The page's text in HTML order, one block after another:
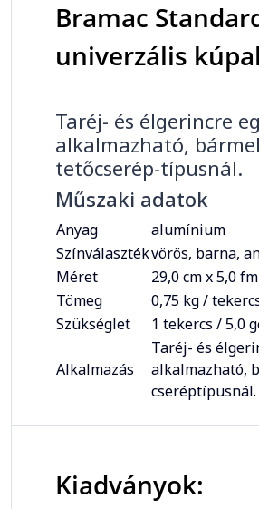
Bramac
univerzális
Taréj- és élgerincre
alkalmazható,
tetőcserép-típusnál.
Műszaki adatok
Anyag
alumínium
Színválasztékvörös, barna,
Méret
29,0 cm x 5,0 fm
Tömeg
0,75 kg /
Szükséglet
1 tekercs / 5,0
Alkalmazás
Taréj- és
alkalmazható,
cseréptípusnál.
Kiadványok: